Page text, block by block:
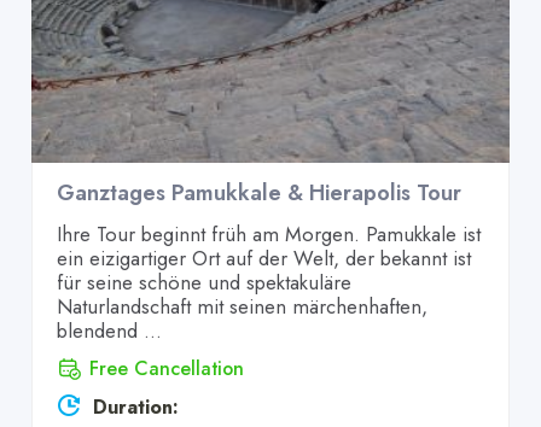
Ganztages Pamukkale & Hierapolis Tour
Ihre Tour beginnt früh am Morgen. Pamukkale ist
ein eizigartiger Ort auf der Welt, der bekannt ist
für seine schöne und spektakuläre
Naturlandschaft mit seinen märchenhaften,
blendend ...
Free Cancellation
Duration: